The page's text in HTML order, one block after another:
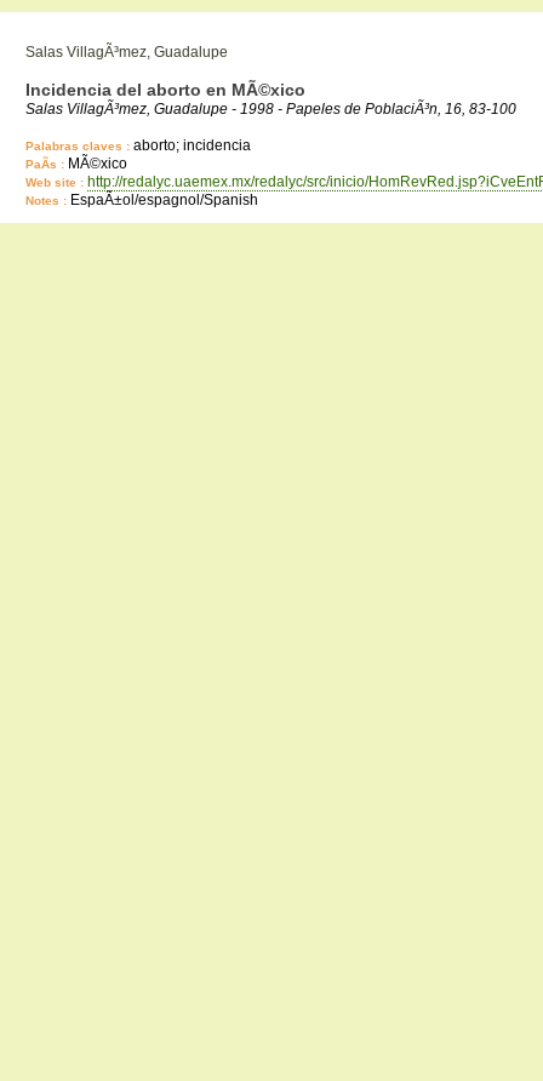
Salas VillagÃ³mez, Guadalupe
Incidencia del aborto en MÃ©xico
Salas VillagÃ³mez, Guadalupe - 1998 - Papeles de PoblaciÃ³n, 16, 83-100
Palabras claves : aborto; incidencia
PaÃ­s : MÃ©xico
Web site : http://redalyc.uaemex.mx/redalyc/src/inicio/
Notes : EspaÃ±ol/espagnol/Spanish